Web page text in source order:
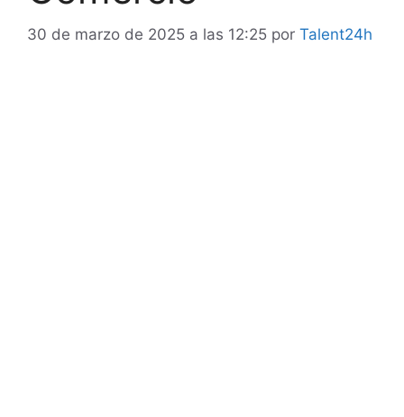
30 de marzo de 2025 a las 12:25 por Talent24h